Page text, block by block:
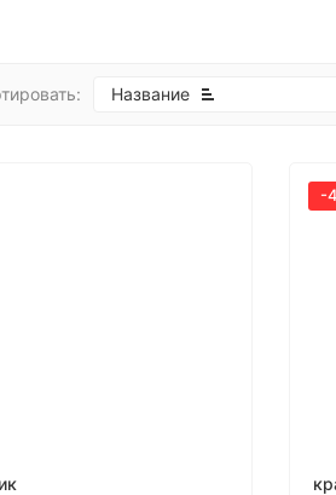
Название
-